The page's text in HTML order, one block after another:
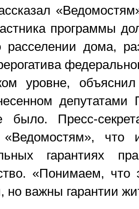
программы
дома,
уровне,
было. Пресс-
что
гарантиях
«Понимаем, что
но важны гарантии